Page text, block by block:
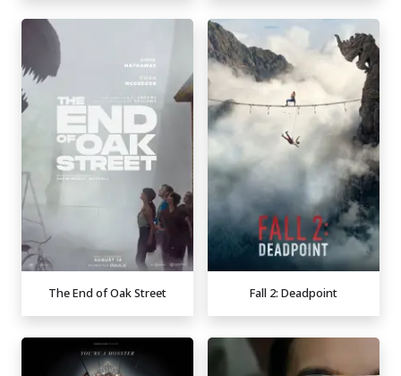
The End of Oak Street Fall 2: Deadpoint